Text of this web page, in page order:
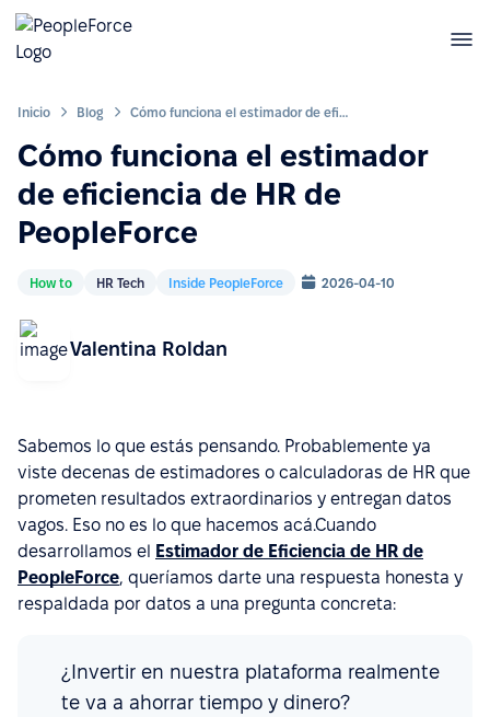
Inicio Blog Cómo funciona el estimador de eficiencia de HR de PeopleForce
Cómo funciona el estimador
de eficiencia de HR de
PeopleForce
How to HR Tech Inside PeopleForce 2026-04-10
Valentina Roldan
Sabemos lo que estás pensando. Probablemente ya
viste decenas de estimadores o calculadoras de HR que
prometen resultados extraordinarios y entregan datos
vagos. Eso no es lo que hacemos acá.Cuando
desarrollamos el Estimador de Eficiencia de HR de
PeopleForce, queríamos darte una respuesta honesta y
respaldada por datos a una pregunta concreta:
¿Invertir en nuestra plataforma realmente
te va a ahorrar tiempo y dinero?